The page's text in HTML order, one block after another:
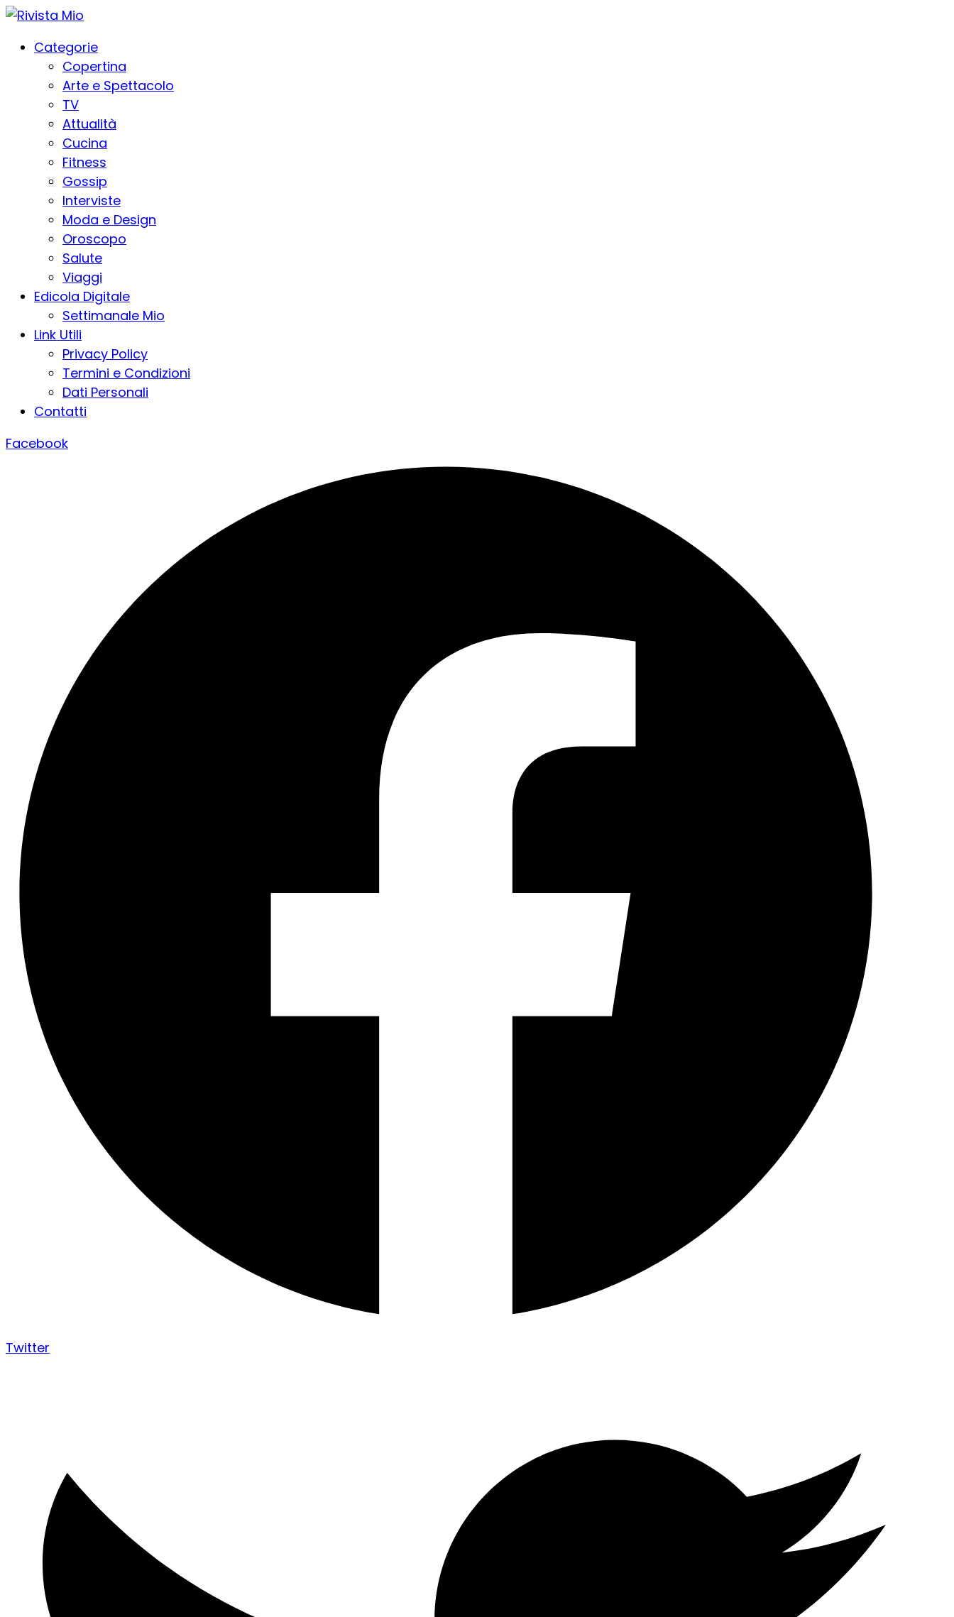
Categorie
Copertina
Arte e Spettacolo
TV
Attualità
Cucina
Fitness
Gossip
Interviste
Moda e Design
Oroscopo
Salute
Viaggi
Edicola Digitale
Settimanale Mio
Link Utili
Privacy Policy
Termini e Condizioni
Dati Personali
Contatti
Facebook
Twitter